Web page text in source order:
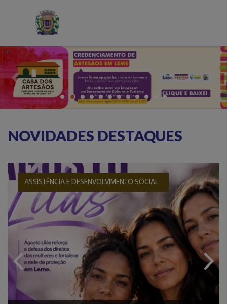
Previous
NOVIDADES DESTAQUES
ASSISTÊNCIA E DESENVOLVIMENTO SOCIAL